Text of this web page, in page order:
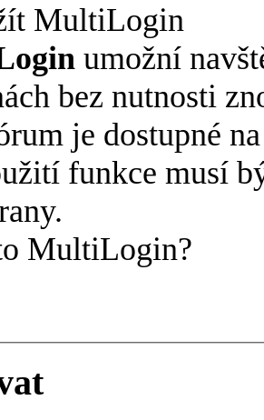
MultiLogin
umožní
bez nutnosti
je dostupné
funkce musí
MultiLogin?